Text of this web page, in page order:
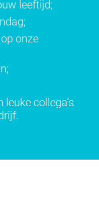
leeftijd;
onze
leuke collega’s